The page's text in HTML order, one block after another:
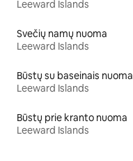
Leeward Islands
Svečių namų nuoma
Leeward Islands
Būstų su baseinais nuoma
Leeward Islands
Būstų prie kranto nuoma
Leeward Islands